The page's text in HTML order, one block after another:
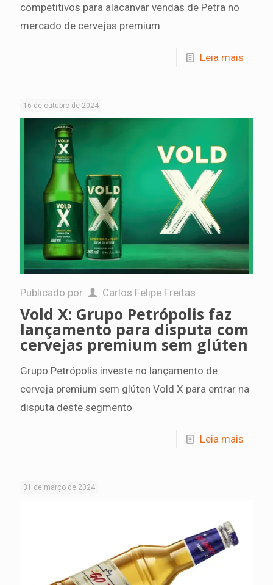
competitivos para alacanvar vendas de Petra no
mercado de cervejas premium
Leia mais
16 de outubro de 2024
Publicado por Carlos Felipe Freitas
Vold X: Grupo Petrópolis faz
lançamento para disputa com
cervejas premium sem glúten
Grupo Petrópolis investe no lançamento de
cerveja premium sem glúten Vold X para entrar na
disputa deste segmento
Leia mais
31 de março de 2024